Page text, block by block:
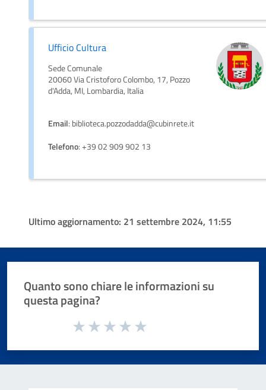
Ufficio Cultura
Sede Comunale
20060 Via Cristoforo Colombo, 17, Pozzo
d'Adda, MI, Lombardia, Italia
Email: biblioteca.pozzodadda@cubinrete.it
Telefono: +39 02 909 902 13
Ultimo aggiornamento: 21 settembre 2024, 11:55
Quanto sono chiare le informazioni su
questa pagina?
Valuta da 1 a 5 stelle la pagina